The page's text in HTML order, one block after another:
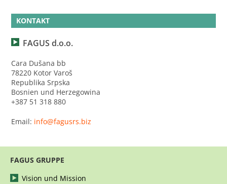
KONTAKT
FAGUS d.o.o.
Cara Dušana bb
78220 Kotor Varoš
Republika Srpska
Bosnien und Herzegowina
+387 51 318 880
Email: info@fagusrs.biz
FAGUS GRUPPE
Vision und Mission